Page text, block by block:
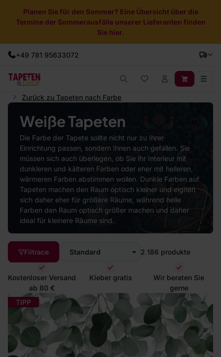
Planen Sie für den Sommer? Eine Übersicht über die
Termine der Sommerausfälle unserer Lieferanten finden
Sie hier.
+49 781 95633072
Zurück zu Tapeten nach Farbe
Weiße Tapeten
Die Farbe der Tapete sollte nicht nur zu Ihrer
Einrichtung passen, sondern Ihnen auch gefallen. Sie
müssen sich auch überlegen, ob Sie Ihr Interieur mit
dunkleren und kälteren Farben oder eher mit helleren,
wärmeren Farben abstimmen wollen. Dunkle Farben auf
Tapeten machen den Raum optisch kleiner und eignen
sich daher eher für größere Räume, während helle
Farben den Raum optisch größer machen und daher
ideal für kleinere Räume sind.
Filtrace Standard 2 186 produkte
Kostenloser Versand
ab 80 €
Kleber gratis
Wir beraten Sie
gerne
TIPP